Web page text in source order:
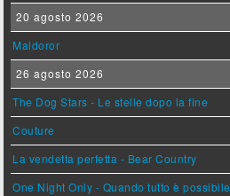
20 agosto 2026
Maldoror
26 agosto 2026
The Dog Stars - Le stelle dopo la fine
Couture
La vendetta perfetta - Bear Country
One Night Only - Quando tutto è possibile